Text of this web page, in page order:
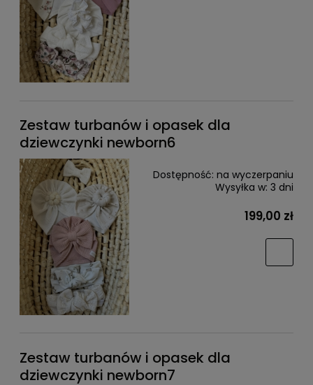
Zestaw turbanów i opasek dla
dziewczynki newborn6
Dostępność: na wyczerpaniu
Wysyłka w: 3 dni
199,00 zł
Zestaw turbanów i opasek dla
dziewczynki newborn7